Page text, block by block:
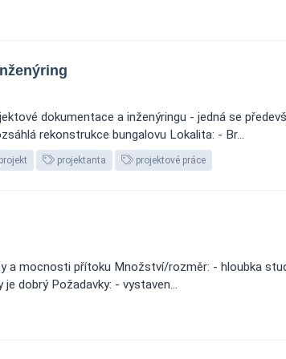
dokumentace a inženýringu - jedná se
rekonstrukce bungalovu Lokalita: - Br...
projekt projektanta projektové práce
a mocnosti přítoku Množství/rozměr: - hloubka
dobrý Požadavky: - vystaven...